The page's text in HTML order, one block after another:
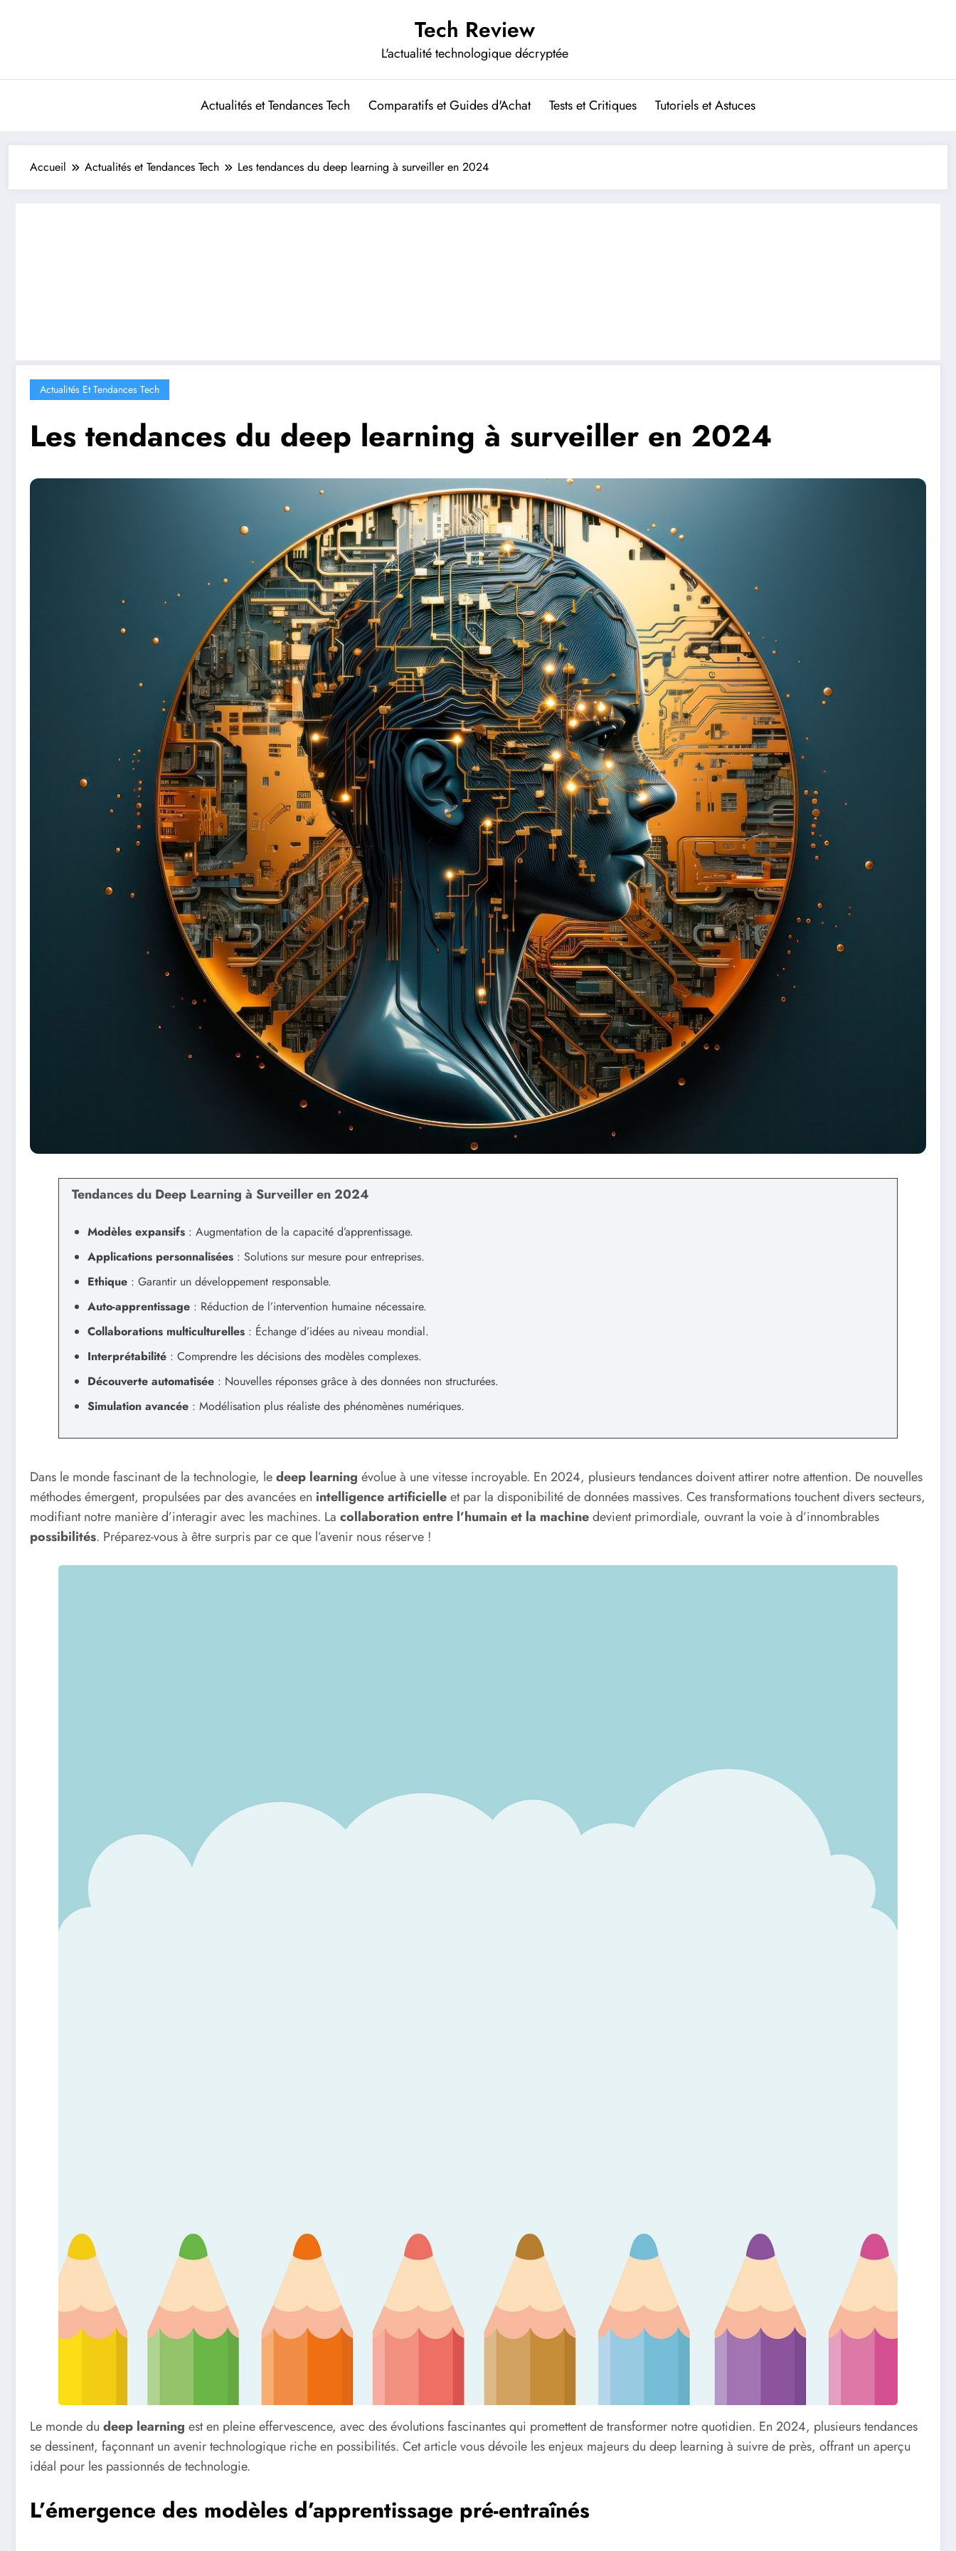
Tech Review
L'actualité technologique décryptée
Actualités et Tendances Tech Comparatifs et Guides d'Achat Tests et Critiques Tutoriels et Astuces
Accueil Actualités et Tendances Tech Les tendances du deep learning à surveiller en 2024
Actualités Et Tendances Tech
Les tendances du deep learning à surveiller en 2024
Tendances du Deep Learning à Surveiller en 2024
Modèles expansifs : Augmentation de la capacité d’apprentissage.
Applications personnalisées : Solutions sur mesure pour entreprises.
Ethique : Garantir un développement responsable.
Auto-apprentissage : Réduction de l’intervention humaine nécessaire.
Collaborations multiculturelles : Échange d’idées au niveau mondial.
Interprétabilité : Comprendre les décisions des modèles complexes.
Découverte automatisée : Nouvelles réponses grâce à des données non structurées.
Simulation avancée : Modélisation plus réaliste des phénomènes numériques.
Dans le monde fascinant de la technologie, ledeep learning évolue à une vitesse incroyable. En 2024, plusieurs tendances doivent attirer notre attention. De nouvelles
méthodes émergent, propulsées par des avancées en intelligence artificielleet par la disponibilité de données massives. Ces transformations touchent divers secteurs,
modifiant notre manière d’interagir avec les machines. La collaboration entre l’humain et la machinedevient primordiale, ouvrant la voie à d’innombrables
possibilités. Préparez-vous à être surpris par ce que l’avenir nous réserve !
Le monde du deep learning est en pleine effervescence, avec des évolutions fascinantes qui promettent de transformer notre quotidien. En 2024, plusieurs tendances
se dessinent, façonnant un avenir technologique riche en possibilités. Cet article vous dévoile les enjeux majeurs du deep learning à suivre de près, offrant un aperçu
idéal pour les passionnés de technologie.
L’émergence des modèles d’apprentissage pré-entraînés